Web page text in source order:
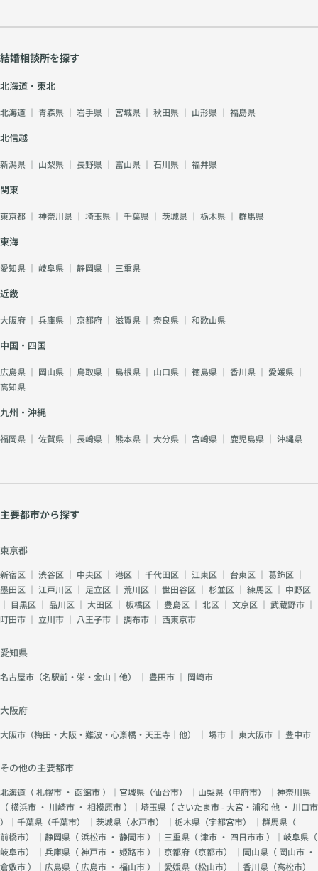
結婚相談所を探す
北海道・東北
北海道 ｜ 青森県 ｜ 岩手県 ｜ 宮城県 ｜ 秋田県 ｜ 山形県 ｜ 福島県
北信越
新潟県 ｜ 山梨県 ｜ 長野県 ｜ 富山県 ｜ 石川県 ｜ 福井県
関東
東京都 ｜ 神奈川県 ｜ 埼玉県 ｜ 千葉県 ｜ 茨城県 ｜ 栃木県 ｜ 群馬県
東海
愛知県 ｜ 岐阜県 ｜ 静岡県 ｜ 三重県
近畿
大阪府 ｜ 兵庫県 ｜ 京都府 ｜ 滋賀県 ｜ 奈良県 ｜ 和歌山県
中国・四国
広島県 ｜ 岡山県 ｜ 鳥取県 ｜ 島根県 ｜ 山口県 ｜ 徳島県 ｜ 香川県 ｜ 愛媛県 ｜
高知県
九州・沖縄
福岡県 ｜ 佐賀県 ｜ 長崎県 ｜ 熊本県 ｜ 大分県 ｜ 宮崎県 ｜ 鹿児島県 ｜ 沖縄県
主要都市から探す
東京都
新宿区 ｜ 渋谷区 ｜ 中央区 ｜ 港区 ｜ 千代田区 ｜ 江東区 ｜ 台東区 ｜ 葛飾区 ｜
墨田区 ｜ 江戸川区 ｜ 足立区 ｜ 荒川区 ｜ 世田谷区 ｜ 杉並区 ｜ 練馬区 ｜ 中野区
｜ 目黒区 ｜ 品川区 ｜ 大田区 ｜ 板橋区 ｜ 豊島区 ｜ 北区 ｜ 文京区 ｜ 武蔵野市 ｜
町田市 ｜ 立川市 ｜ 八王子市 ｜ 調布市 ｜ 西東京市
愛知県
名古屋市（名駅前・栄・金山｜他） ｜ 豊田市 ｜ 岡崎市
大阪府
大阪市（梅田・大阪・難波・心斎橋・天王寺｜他） ｜ 堺市 ｜ 東大阪市 ｜ 豊中市
その他の主要都市
北海道（札幌市 ・ 函館市）｜宮城県（仙台市） ｜山梨県（甲府市） ｜神奈川県
（横浜市 ・ 川崎市 ・ 相模原市）｜埼玉県（ さいたま市 - 大宮・浦和 他 ・ 川口市
）｜千葉県（千葉市） ｜茨城県（水戸市） ｜栃木県（宇都宮市） ｜群馬県（
前橋市） ｜静岡県（浜松市 ・ 静岡市）｜三重県（津市 ・ 四日市市）｜岐阜県（
岐阜市） ｜兵庫県（神戸市 ・ 姫路市）｜京都府（京都市） ｜岡山県（ 岡山市 ・
倉敷市）｜広島県（ 広島市 ・ 福山市）｜愛媛県（松山市） ｜香川県（高松市）